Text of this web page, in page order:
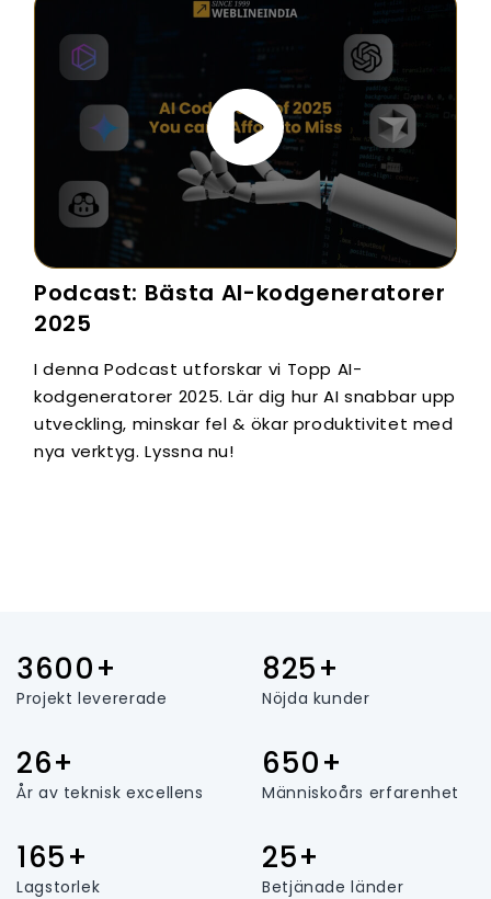
Podcast: Bästa AI-kodgeneratorer
2025
I denna Podcast utforskar vi Topp AI-
kodgeneratorer 2025. Lär dig hur AI snabbar upp
utveckling, minskar fel & ökar produktivitet med
nya verktyg. Lyssna nu!
3600+
Projekt levererade
825+
Nöjda kunder
26+
År av teknisk excellens
650+
Människoårs erfarenhet
165+
Lagstorlek
25+
Betjänade länder